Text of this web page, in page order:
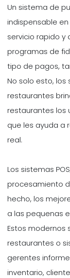
Un sistema de
indispensable
servicio rapido y
programas de
tipo de pagos,
No solo esto,
restaurantes
restaurantes los
que les ayuda a
real.
Los sistemas
procesamiento
hecho, los
a las pequenas
Estos modernos
restaurantes o
gerentes
inventario,